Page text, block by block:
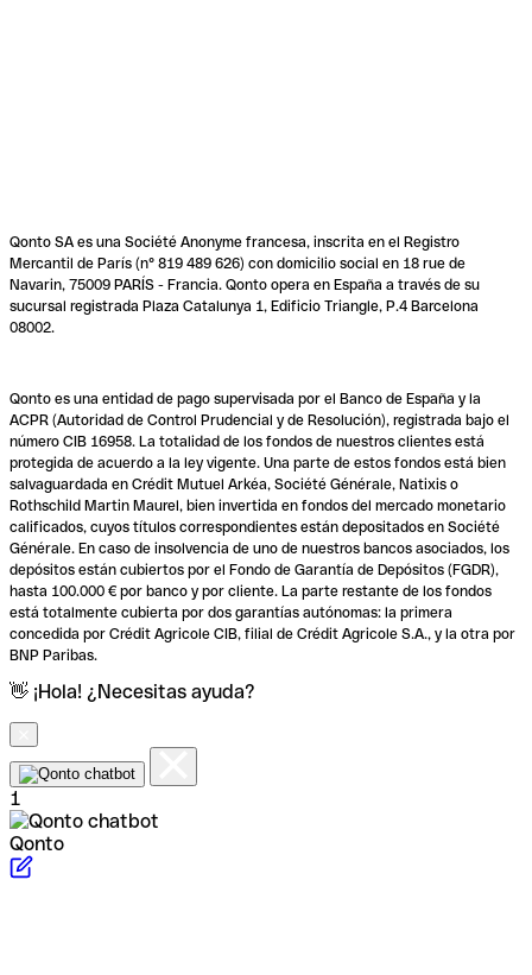
Qonto SA es una Société Anonyme francesa, inscrita en el Registro
Mercantil de París (n° 819 489 626) con domicilio social en 18 rue de
Navarin, 75009 PARÍS - Francia. Qonto opera en España a través de su
sucursal registrada Plaza Catalunya 1, Edificio Triangle, P.4 Barcelona
08002.
Qonto es una entidad de pago supervisada por el Banco de España y la
ACPR (Autoridad de Control Prudencial y de Resolución), registrada bajo el
número CIB 16958. La totalidad de los fondos de nuestros clientes está
protegida de acuerdo a la ley vigente. Una parte de estos fondos está bien
salvaguardada en Crédit Mutuel Arkéa, Société Générale, Natixis o
Rothschild Martin Maurel, bien invertida en fondos del mercado monetario
calificados, cuyos títulos correspondientes están depositados en Société
Générale. En caso de insolvencia de uno de nuestros bancos asociados, los
depósitos están cubiertos por el Fondo de Garantía de Depósitos (FGDR),
hasta 100.000 € por banco y por cliente. La parte restante de los fondos
está totalmente cubierta por dos garantías autónomas: la primera
concedida por Crédit Agricole CIB, filial de Crédit Agricole S.A., y la otra por
BNP Paribas.
👋 ¡Hola! ¿Necesitas ayuda?
1
Qonto